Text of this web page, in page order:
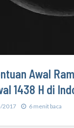
Awal
1438 H di
2017 6 menit baca